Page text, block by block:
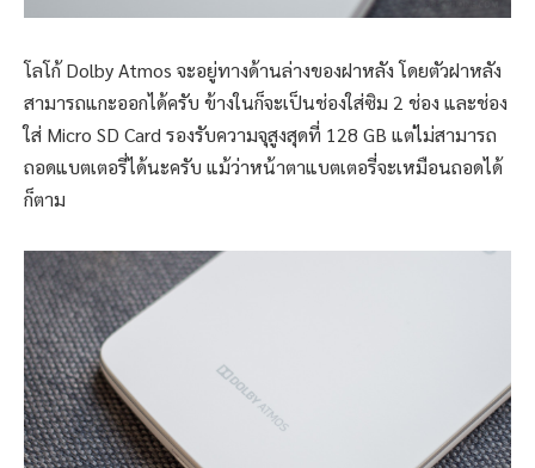
โลโก้ Dolby Atmos จะอยู่ทางด้านล่างของฝาหลัง โดยตัวฝาหลัง
สามารถแกะออกได้ครับ ข้างในก็จะเป็นช่องใส่ซิม 2 ช่อง และช่อง
ใส่ Micro SD Card รองรับความจุสูงสุดที่ 128 GB แต่ไม่สามารถ
ถอดแบตเตอรี่ได้นะครับ แม้ว่าหน้าตาแบตเตอรี่จะเหมือนถอดได้
ก็ตาม